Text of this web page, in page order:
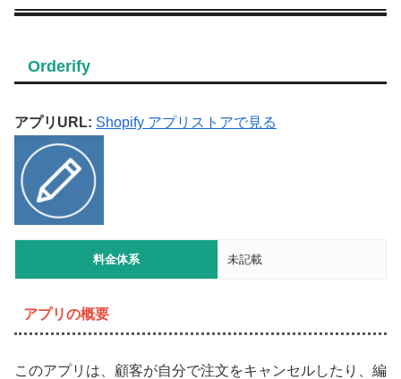
Orderify
アプリURL: Shopify アプリストアで見る
料金体系 未記載
アプリの概要
このアプリは、顧客が自分で注文をキャンセルしたり、編